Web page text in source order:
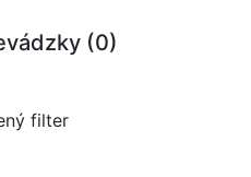
(0)
filter